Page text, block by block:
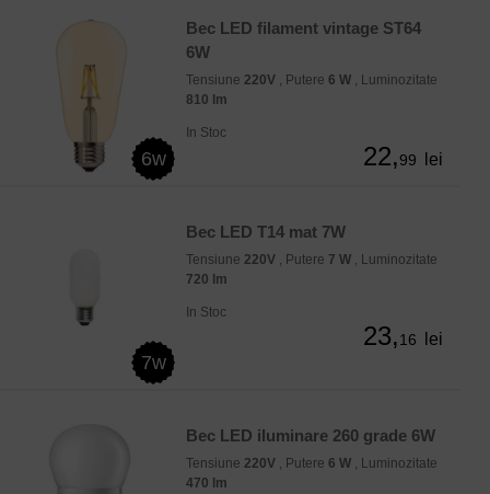
6w
Bec LED filament vintage ST64
6W
Tensiune 220V , Putere 6 W , Luminozitate
810 lm
In Stoc
22,99 lei
7w
Bec LED T14 mat 7W
Tensiune 220V , Putere 7 W , Luminozitate
720 lm
In Stoc
23,16 lei
Bec LED iluminare 260 grade 6W
Tensiune 220V , Putere 6 W , Luminozitate
470 lm